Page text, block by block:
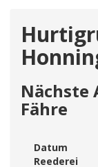
Nächste
Fähre
Datum
Reederei